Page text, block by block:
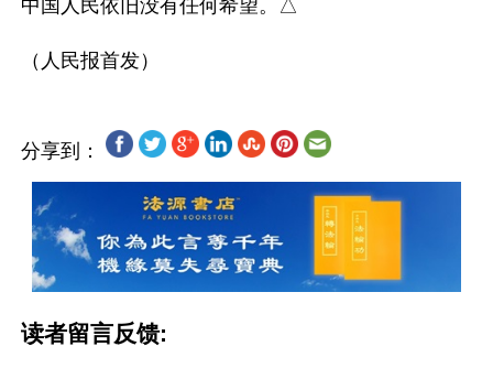
中国人民依旧没有任何希望。△
分享到：
读者留言反馈: